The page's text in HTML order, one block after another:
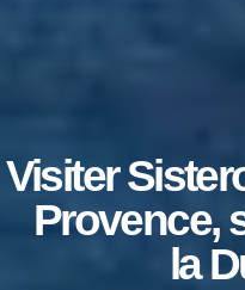
Visiter
Provence,
la